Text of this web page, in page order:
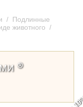
/ Подлинные
животного /
®